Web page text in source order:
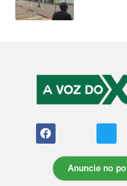
Anuncie no